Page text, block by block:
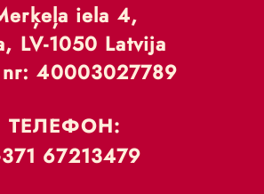
iela 4,
LV-1050 Latvija
nr: 40003027789
ТЕЛЕФОН:
67213479